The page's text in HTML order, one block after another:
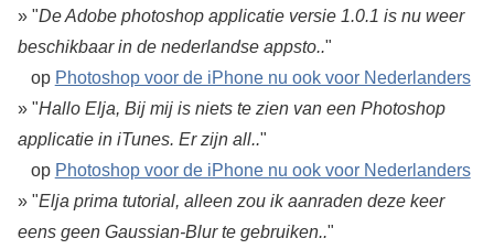
» "De Adobe photoshop applicatie versie 1.0.1 is nu weer
beschikbaar in de nederlandse appsto.."
op Photoshop voor de iPhone nu ook voor Nederlanders
» "Hallo Elja, Bij mij is niets te zien van een Photoshop
applicatie in iTunes. Er zijn all.."
op Photoshop voor de iPhone nu ook voor Nederlanders
» "Elja prima tutorial, alleen zou ik aanraden deze keer
eens geen Gaussian-Blur te gebruiken.."